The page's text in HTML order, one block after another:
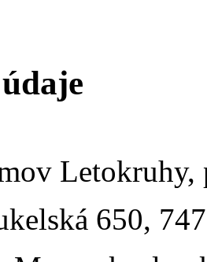
Letokruhy,
650,